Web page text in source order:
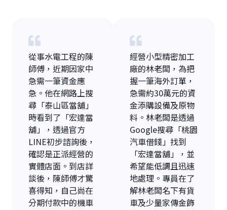
從事水電工程的陳
師傅，近期因家中
急需一筆資金應
急。他在網路上搜
尋「泰山區當舖」
時看到了「宏達當
舖」，透過官方
LINE初步諮詢後，
確認是正派經營的
實體店面。到店詳
談後，陳師傅才驚
喜得知，自己尚在
分期付款中的機車
經營小型精密加工
廠的林老闆，為把
握一筆海外訂單，
急需約30萬元的資
金添購設備及原物
料。林老闆是透過
Google搜尋「桃園
汽車借錢」找到
「宏達當舖」，並
希望能低調且迅速
地處理。專員在了
解林老闆名下有貨
車及少量家傳金飾